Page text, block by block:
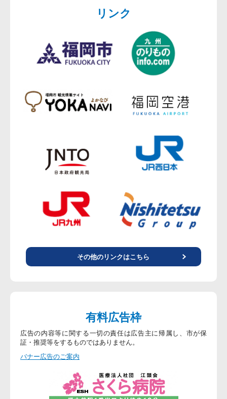
リンク
その他のリンクはこちら
有料広告枠
広告の内容等に関する一切の責任は広告主に帰属し、市が保
証・推奨等をするものではありません。
バナー広告のご案内